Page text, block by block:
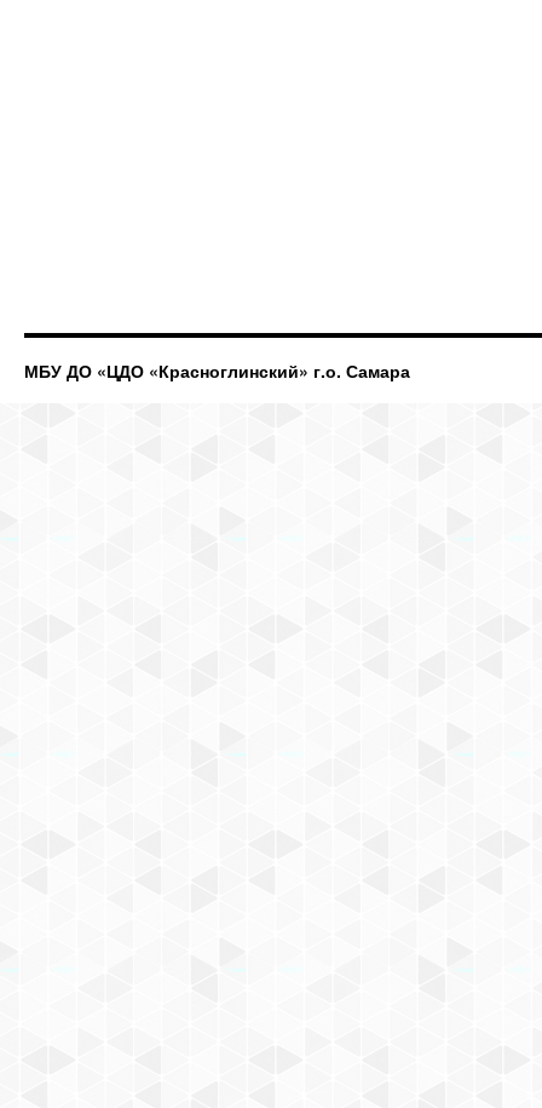
МБУ ДО «ЦДО «Красноглинский» г.о. Самара